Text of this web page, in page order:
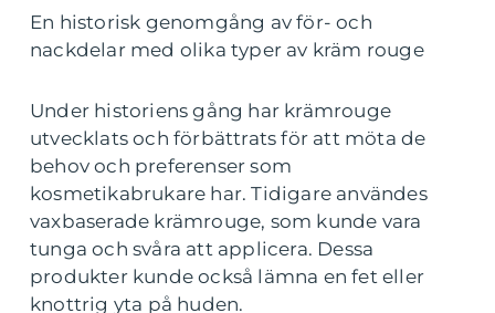
En historisk genomgång av för- och
nackdelar med olika typer av kräm rouge
Under historiens gång har krämrouge
utvecklats och förbättrats för att möta de
behov och preferenser som
kosmetikabrukare har. Tidigare användes
vaxbaserade krämrouge, som kunde vara
tunga och svåra att applicera. Dessa
produkter kunde också lämna en fet eller
knottrig yta på huden.